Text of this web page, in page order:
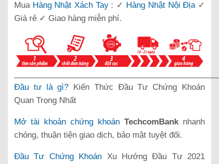
Mua Hàng Nhật Xách Tay: ✓ Hàng Nhật Nội Địa✓
Giá rẻ ✓ Giao hàng miễn phí.
Đầu tư là gì? Kiến Thức Đầu Tư Chứng Khoán
Quan Trọng Nhất
Mở tài khoản chứng khoán TechcomBank nhanh
chóng, thuận tiện giao dịch, bảo mật tuyệt đối.
Đầu Tư Chứng Khoán Xu Hướng Đầu Tư 2021